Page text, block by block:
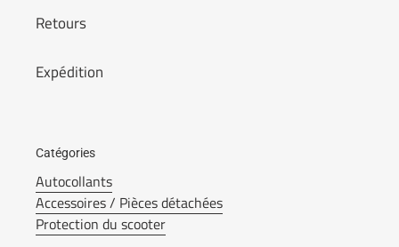
Retours
Expédition
Catégories
Autocollants
Accessoires / Pièces détachées
Protection du scooter